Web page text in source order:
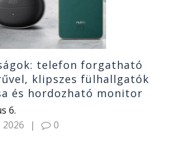
telefon forgatható
klipszes fülhallgatók
és hordozható monitor
6.
| 0